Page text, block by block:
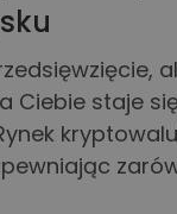
Ciebie staje